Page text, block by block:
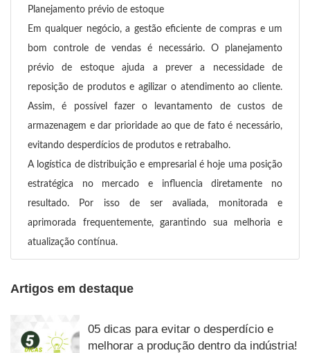
Planejamento prévio de estoque
Em qualquer negócio, a gestão eficiente de compras e um
bom controle de vendas é necessário. O planejamento
prévio de estoque ajuda a prever a necessidade de
reposição de produtos e agilizar o atendimento ao cliente.
Assim, é possível fazer o levantamento de custos de
armazenagem e dar prioridade ao que de fato é necessário,
evitando desperdícios de produtos e retrabalho.
A logística de distribuição e empresarial é hoje uma posição
estratégica no mercado e influencia diretamente no
resultado. Por isso de ser avaliada, monitorada e
aprimorada frequentemente, garantindo sua melhoria e
atualização contínua.
Artigos em destaque
05 dicas para evitar o desperdício e
melhorar a produção dentro da indústria!